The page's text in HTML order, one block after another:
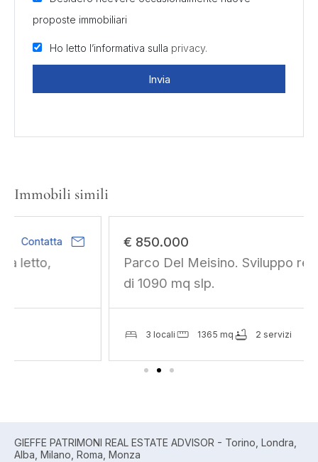
proposte immobiliari
Ho letto l’informativa sulla privacy.
Invia
Immobili simili
€ 850.000
Parco Del Meisino. Sviluppo residenziale
1365 mq 2 servizi
GIEFFE PATRIMONI REAL ESTATE ADVISOR - Torino, Londra,
Alba, Milano, Roma, Monza